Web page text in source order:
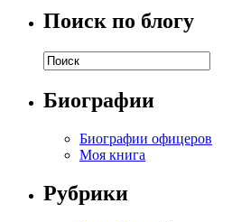
Поиск по блогу
Биографии
Биографии офицеров
Моя книга
Рубрики